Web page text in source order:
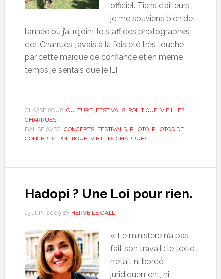
officiel. Tiens d’ailleurs,
je me souviens bien de
l’année où j’ai rejoint le staff des photographes
des Charrues, j’avais à la fois été très touché
par cette marque de confiance et en même
temps je sentais que je […]
CLASSÉ SOUS :CULTURE, FESTIVALS, POLITIQUE, VIEILLES
CHARRUES
BALISÉ AVEC :CONCERTS, FESTIVALS, PHOTO, PHOTOS DE
CONCERTS, POLITIQUE, VIEILLES CHARRUES
Hadopi ? Une Loi pour rien.
13 JUIN 2009BY HERVÉ LE GALL
« Le ministère n’a pas
fait son travail : le texte
n’était ni bordé
juridiquement, ni